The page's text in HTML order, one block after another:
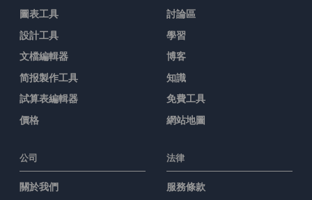
圖表工具
設計工具
文檔編輯器
简报製作工具
試算表編輯器
價格
討論區
學習
博客
知識
免費工具
網站地圖
公司
關於我們
法律
服務條款